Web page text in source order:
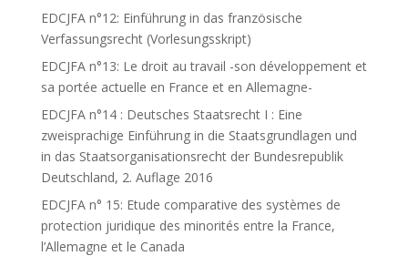
EDCJFA n°12: Einführung in das französische
Verfassungsrecht (Vorlesungsskript)
EDCJFA n°13: Le droit au travail -son développement et
sa portée actuelle en France et en Allemagne-
EDCJFA n°14 : Deutsches Staatsrecht I : Eine
zweisprachige Einführung in die Staatsgrundlagen und
in das Staatsorganisationsrecht der Bundesrepublik
Deutschland, 2. Auflage 2016
EDCJFA n° 15: Etude comparative des systèmes de
protection juridique des minorités entre la France,
l’Allemagne et le Canada